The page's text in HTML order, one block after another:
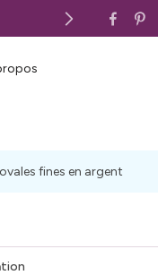
fines en argent